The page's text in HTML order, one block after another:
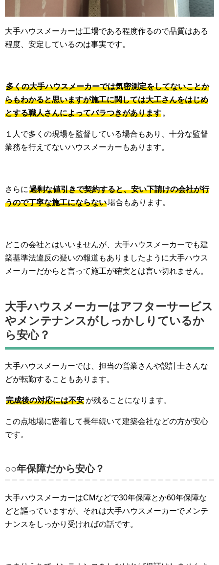
大手ハウスメーカーは工場である程度作るので品質はある
程度、安定しているのは事実です。
多くの大手ハウスメーカーでは気密測定をしてないことか
らもわかると思いますが施工に関しては大工さんをはじめ
とする職人さんによってバラつきがあります 。
１人で多くの現場を監督している場合もあり、十分な監督
業務を行えてないハウスメーカーもあります。
さらに 過剰な値引きで契約すると、安い下請けの会社が行
うので丁寧な施工にならない場合もあります。
どこの会社とはいいませんが、大手ハウスメーカーでも建
築基準法違反の疑いの報道もありましたように大手ハウス
メーカーだからと言って施工が確実とは言い切れません。
大手ハウスメーカーはアフターサービス
やメンテナンスがしっかしりているか
ら安心？
大手ハウスメーカーでは、担当の営業さんや設計士さんな
どが転勤することもあります。
完成後の対応には不安 が残ることになります。
この点地場に密着して長年続いて建築会社などの方が安心
です。
○○年保障だから安心？
大手ハウスメーカーはCMなどで30年保障とか60年保障な
どと謳っていますが、それは大手ハウスメーカーでメンテ
ナンスをしっかり受ければの話です。